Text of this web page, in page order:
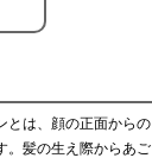
とは、顔の正面からの
。髪の生え際からあご